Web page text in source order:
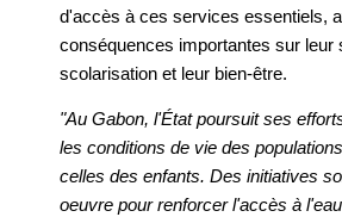
d'accès à ces services essentiels,
conséquences importantes sur leur
scolarisation et leur bien-être.
"Au Gabon, l'État poursuit ses
les conditions de vie des
celles des enfants. Des initiatives
oeuvre pour renforcer l'accès à